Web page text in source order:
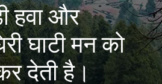
हवा और
घाटी मन को
देती है।